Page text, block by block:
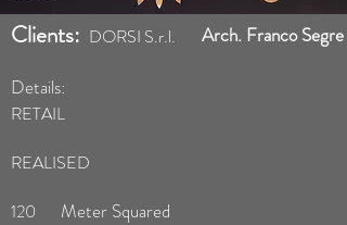
Clients:
Meter Squared
120
Arch. Franco Segre
DORSI S.r.l.
Details:
REALISED
RETAIL